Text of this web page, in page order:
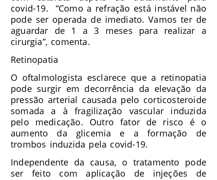
covid-19. “Como a refração está instável não
pode ser operada de imediato. Vamos ter de
aguardar de 1 a 3 meses para realizar a
cirurgia”, comenta.
Retinopatia
O oftalmologista esclarece que a retinopatia
pode surgir em decorrência da elevação da
pressão arterial causada pelo corticosteroide
somada a à fragilização vascular induzida
pelo medicação. Outro fator de risco é o
aumento da glicemia e a formação de
trombos induzida pela covid-19.
Independente da causa, o tratamento pode
ser feito com aplicação de injeções de